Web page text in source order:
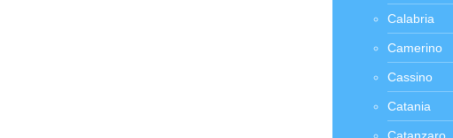
Calabria
Camerino
Cassino
Catania